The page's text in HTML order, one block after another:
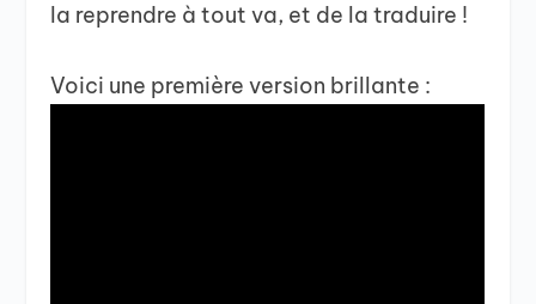
la reprendre à tout va, et de la traduire !
Voici une première version brillante :